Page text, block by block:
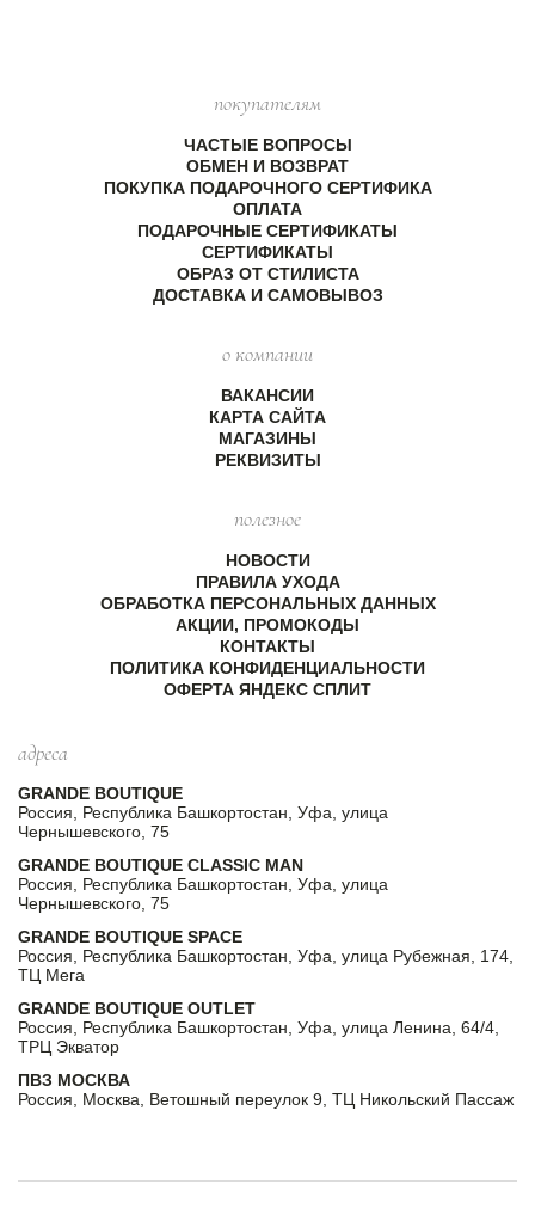
покупателям
ЧАСТЫЕ ВОПРОСЫ
ОБМЕН И ВОЗВРАТ
ПОКУПКА ПОДАРОЧНОГО СЕРТИФИКА
ОПЛАТА
ПОДАРОЧНЫЕ СЕРТИФИКАТЫ
СЕРТИФИКАТЫ
ОБРАЗ ОТ СТИЛИСТА
ДОСТАВКА И САМОВЫВОЗ
о компании
ВАКАНСИИ
КАРТА САЙТА
МАГАЗИНЫ
РЕКВИЗИТЫ
полезное
НОВОСТИ
ПРАВИЛА УХОДА
ОБРАБОТКА ПЕРСОНАЛЬНЫХ ДАННЫХ
АКЦИИ, ПРОМОКОДЫ
КОНТАКТЫ
ПОЛИТИКА КОНФИДЕНЦИАЛЬНОСТИ
ОФЕРТА ЯНДЕКС СПЛИТ
адреса
GRANDE BOUTIQUE
Россия, Республика Башкортостан, Уфа, улица
Чернышевского, 75
GRANDE BOUTIQUE CLASSIC MAN
Россия, Республика Башкортостан, Уфа, улица
Чернышевского, 75
GRANDE BOUTIQUE SPACE
Россия, Республика Башкортостан, Уфа, улица Рубежная, 174,
ТЦ Мега
GRANDE BOUTIQUE OUTLET
Россия, Республика Башкортостан, Уфа, улица Ленина, 64/4,
ТРЦ Экватор
ПВЗ МОСКВА
Россия, Москва, Ветошный переулок 9, ТЦ Никольский Пассаж